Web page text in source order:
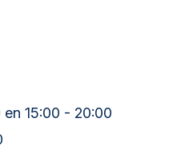
en 15:00 - 20:00